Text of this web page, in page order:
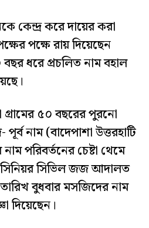
কেন্দ্র করে দায়ের করা
পক্ষে রায় দিয়েছেন
ধরে প্রচলিত নাম বহাল
গ্রামের ৫০ বছরের পুরনো
নাম (বাদেপাশা উত্তরহাটি
পরিবর্তনের চেষ্টা থেমে
সিভিল জজ আদালত
বুধবার মসজিদের নাম
দিয়েছেন।